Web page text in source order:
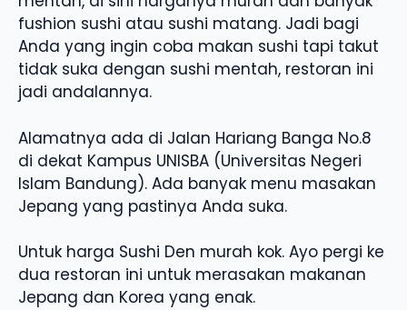
fushion sushi atau sushi matang. Jadi bagi
Anda yang ingin coba makan sushi tapi takut
tidak suka dengan sushi mentah, restoran ini
jadi andalannya.
Alamatnya ada di Jalan Hariang Banga No.8
di dekat Kampus UNISBA (Universitas Negeri
Islam Bandung). Ada banyak menu masakan
Jepang yang pastinya Anda suka.
Untuk harga Sushi Den murah kok. Ayo pergi ke
dua restoran ini untuk merasakan makanan
Jepang dan Korea yang enak.